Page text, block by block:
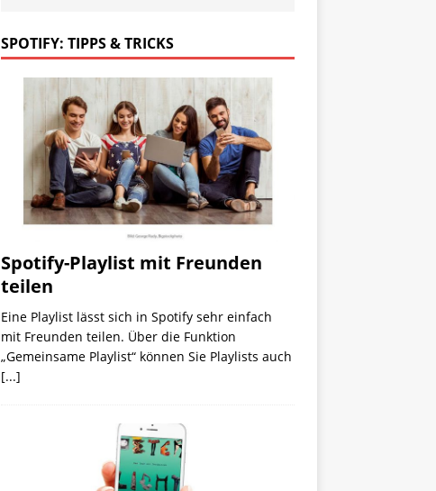
SPOTIFY: TIPPS & TRICKS
Spotify-Playlist mit Freunden
teilen
Eine Playlist lässt sich in Spotify sehr einfach
mit Freunden teilen. Über die Funktion
„Gemeinsame Playlist“ können Sie Playlists auch
[...]